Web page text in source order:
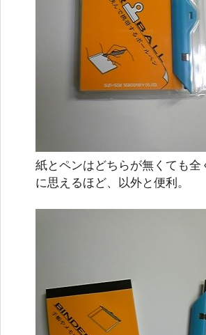
紙とペンはどちらが無くても
に思えるほど、以外と便利。